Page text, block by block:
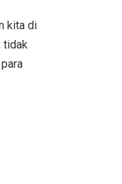
kita di
tidak